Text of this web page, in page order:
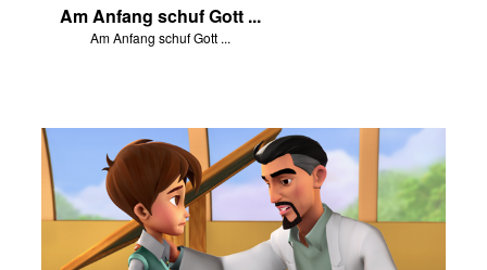
Am Anfang schuf Gott ...
Am Anfang schuf Gott ...